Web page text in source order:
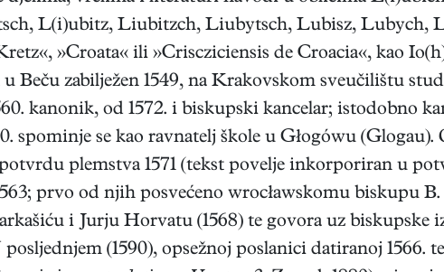
L(i)ubitz, Liubitzch, Liubytsch, Lubisz, Lubych,
»Croata« ili »Criscziciensis de Croacia«, kao
Beču zabilježen 1549, na Krakovskom sveučilištu
kanonik, od 1572. i biskupski kancelar; istodobno
spominje se kao ravnatelj škole u Głogówu
plemstva 1571 (tekst povelje inkorporiran u
prvo od njih posvećeno wrocławskomu biskupu
i Jurju Horvatu (1568) te govora uz biskupske
(1590), opsežnoj poslanici datiranoj 1566.